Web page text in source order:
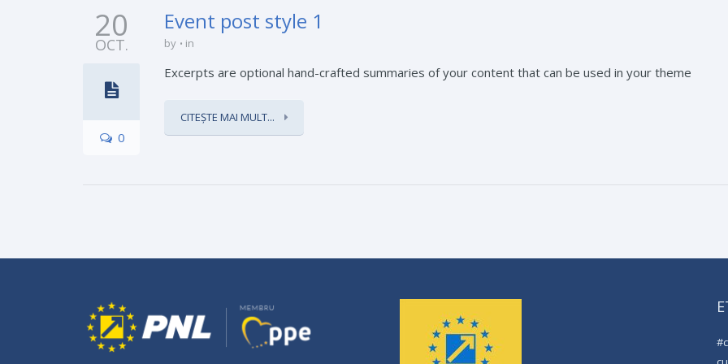
20
OCT.
0
Event post style 1
by in
Excerpts are optional hand-crafted summaries of your content that can be used in your theme
CITEȘTE MAI MULT...